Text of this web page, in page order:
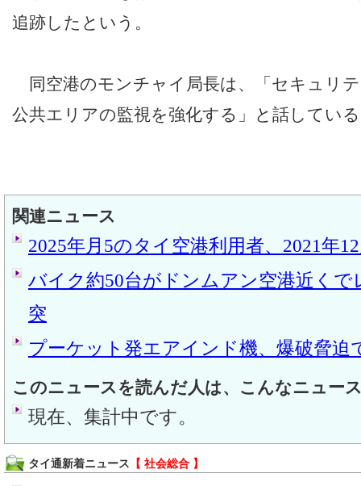
追跡したという。
同空港のモンチャイ局長は、「セキュリ
公共エリアの監視を強化する」と話してい
関連ニュース
2025年月5のタイ空港利用者、2021年
バイク約50台がドンムアン空港近く
突
プーケット発エアインド機、爆破脅迫
このニュースを読んだ人は、こんなニュー
現在、集計中です。
タイ通新着ニュース 【 社会総合 】